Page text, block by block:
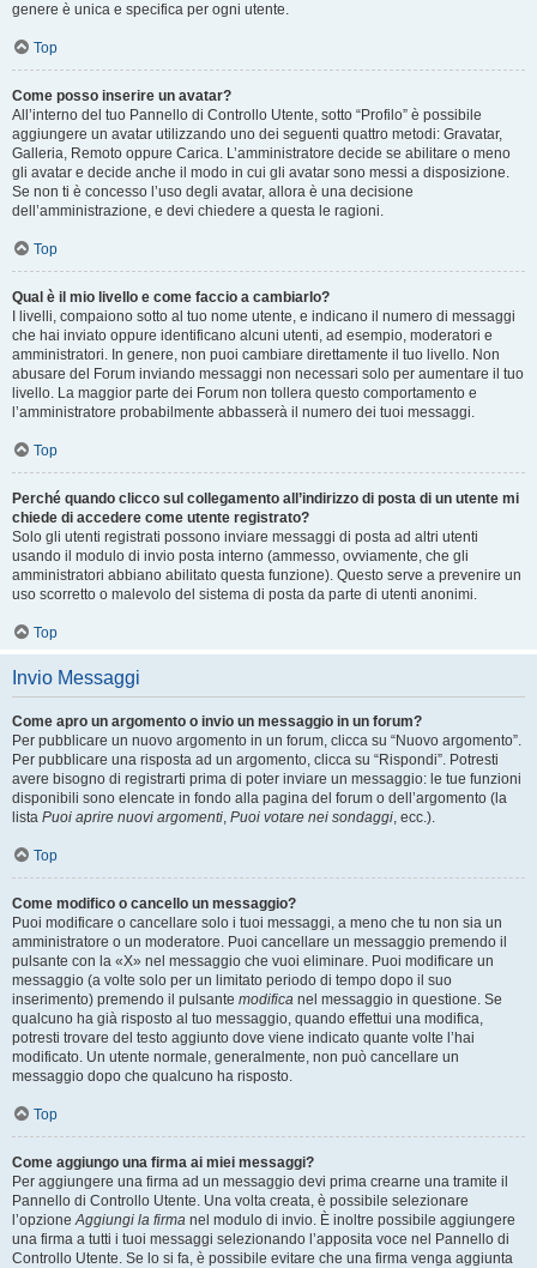
genere è unica e specifica per ogni utente.
Top
Come posso inserire un avatar?
All’interno del tuo Pannello di Controllo Utente, sotto “Profilo” è possibile
aggiungere un avatar utilizzando uno dei seguenti quattro metodi: Gravatar,
Galleria, Remoto oppure Carica. L’amministratore decide se abilitare o meno
gli avatar e decide anche il modo in cui gli avatar sono messi a disposizione.
Se non ti è concesso l’uso degli avatar, allora è una decisione
dell’amministrazione, e devi chiedere a questa le ragioni.
Top
Qual è il mio livello e come faccio a cambiarlo?
I livelli, compaiono sotto al tuo nome utente, e indicano il numero di messaggi
che hai inviato oppure identificano alcuni utenti, ad esempio, moderatori e
amministratori. In genere, non puoi cambiare direttamente il tuo livello. Non
abusare del Forum inviando messaggi non necessari solo per aumentare il tuo
livello. La maggior parte dei Forum non tollera questo comportamento e
l’amministratore probabilmente abbasserà il numero dei tuoi messaggi.
Top
Perché quando clicco sul collegamento all’indirizzo di posta di un utente mi
chiede di accedere come utente registrato?
Solo gli utenti registrati possono inviare messaggi di posta ad altri utenti
usando il modulo di invio posta interno (ammesso, ovviamente, che gli
amministratori abbiano abilitato questa funzione). Questo serve a prevenire un
uso scorretto o malevolo del sistema di posta da parte di utenti anonimi.
Top
Invio Messaggi
Come apro un argomento o invio un messaggio in un forum?
Per pubblicare un nuovo argomento in un forum, clicca su “Nuovo argomento”.
Per pubblicare una risposta ad un argomento, clicca su “Rispondi”. Potresti
avere bisogno di registrarti prima di poter inviare un messaggio: le tue funzioni
disponibili sono elencate in fondo alla pagina del forum o dell’argomento (la
lista Puoi aprire nuovi argomenti, Puoi votare nei sondaggi, ecc.).
Top
Come modifico o cancello un messaggio?
Puoi modificare o cancellare solo i tuoi messaggi, a meno che tu non sia un
amministratore o un moderatore. Puoi cancellare un messaggio premendo il
pulsante con la «X» nel messaggio che vuoi eliminare. Puoi modificare un
messaggio (a volte solo per un limitato periodo di tempo dopo il suo
inserimento) premendo il pulsante modifica nel messaggio in questione. Se
qualcuno ha già risposto al tuo messaggio, quando effettui una modifica,
potresti trovare del testo aggiunto dove viene indicato quante volte l’hai
modificato. Un utente normale, generalmente, non può cancellare un
messaggio dopo che qualcuno ha risposto.
Top
Come aggiungo una firma ai miei messaggi?
Per aggiungere una firma ad un messaggio devi prima crearne una tramite il
Pannello di Controllo Utente. Una volta creata, è possibile selezionare
l’opzioneAggiungi la firma nel modulo di invio. È inoltre possibile aggiungere
una firma a tutti i tuoi messaggi selezionando l’apposita voce nel Pannello di
Controllo Utente. Se lo si fa, è possibile evitare che una firma venga aggiunta